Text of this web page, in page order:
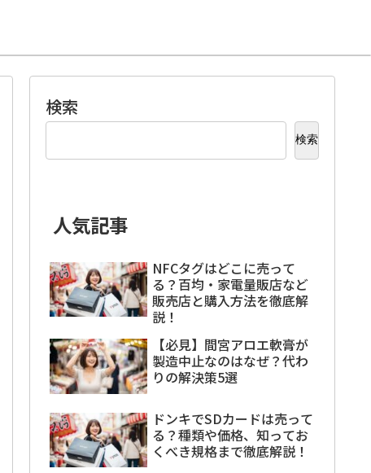
検索
検索
人気記事
NFCタグはどこに売って
る？百均・家電量販店など
販売店と購入方法を徹底解
説！
【必見】間宮アロエ軟膏が
製造中止なのはなぜ？代わ
りの解決策5選
ドンキでSDカードは売って
る？種類や価格、知ってお
くべき規格まで徹底解説！